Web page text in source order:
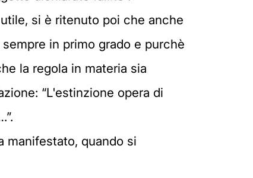
si è ritenuto poi che anche
in primo grado e purchè
la regola in materia sia
“L'estinzione opera di
manifestato, quando si